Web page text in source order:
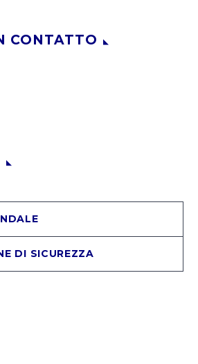
CONTATTO
DI SICUREZZA